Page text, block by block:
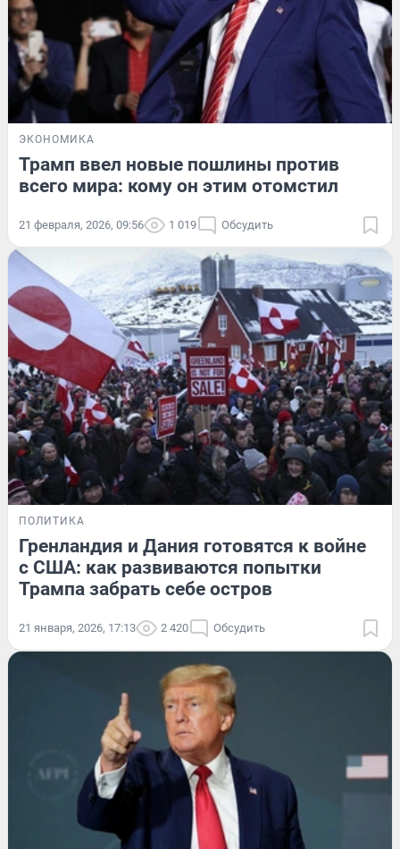
ЭКОНОМИКА
Трамп ввел новые пошлины против
всего мира: кому он этим отомстил
21 февраля, 2026, 09:56 1 019 Обсудить
ПОЛИТИКА
Гренландия и Дания готовятся к войне
с США: как развиваются попытки
Трампа забрать себе остров
21 января, 2026, 17:13 2 420 Обсудить